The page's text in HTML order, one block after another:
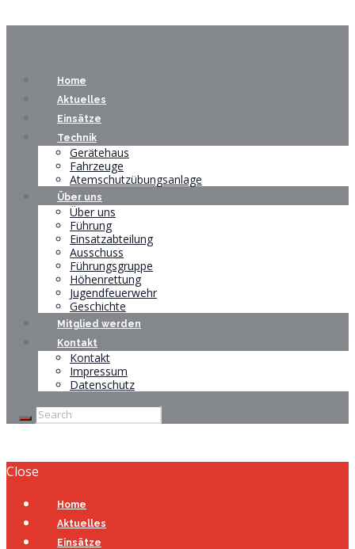
Home
Aktuelles
Einsätze
Technik
Gerätehaus
Fahrzeuge
Atemschutzübungsanlage
Über uns
Über uns
Führung
Einsatzabteilung
Ausschuss
Führungsgruppe
Höhenrettung
Jugendfeuerwehr
Geschichte
Mitglied werden
Kontakt
Kontakt
Impressum
Datenschutz
Close
Home
Aktuelles
Einsätze